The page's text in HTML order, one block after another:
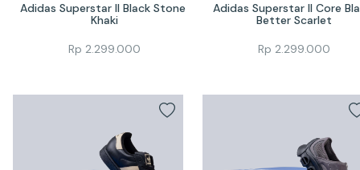
Adidas Superstar II Black Stone
Khaki
Rp 2.299.000
Adidas Superstar II Core
Better Scarlet
Rp 2.299.000